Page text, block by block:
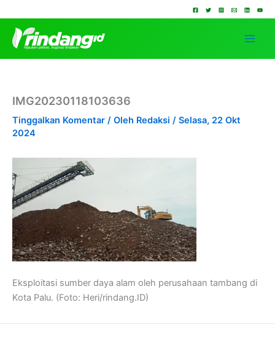
ke
konten
IMG20230118103636
Tinggalkan Komentar / Oleh Redaksi / Selasa, 22 Okt
2024
Eksploitasi sumber daya alam oleh perusahaan tambang di
Kota Palu. (Foto: Heri/rindang.ID)